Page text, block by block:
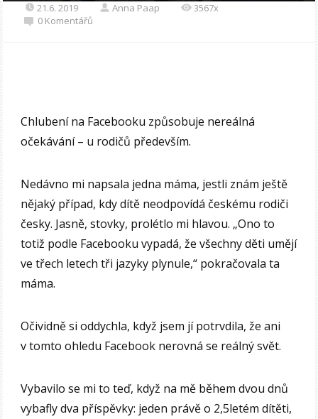
21.6. 2019 Anna Paap
3567x
0 Komentářů
Chlubení na Facebooku způsobuje nereálná
očekávání – u rodičů především.
Nedávno mi napsala jedna máma, jestli znám ještě
nějaký případ, kdy dítě neodpovídá českému rodiči
česky. Jasně, stovky, prolétlo mi hlavou. „Ono to
totiž podle Facebooku vypadá, že všechny děti umějí
ve třech letech tři jazyky plynule,“ pokračovala ta
máma.
Očividně si oddychla, když jsem jí potrvdila, že ani
v tomto ohledu Facebook nerovná se reálný svět.
Vybavilo se mi to teď, když na mě během dvou dnů
vybafly dva příspěvky: jeden právě o 2,5letém dítěti,